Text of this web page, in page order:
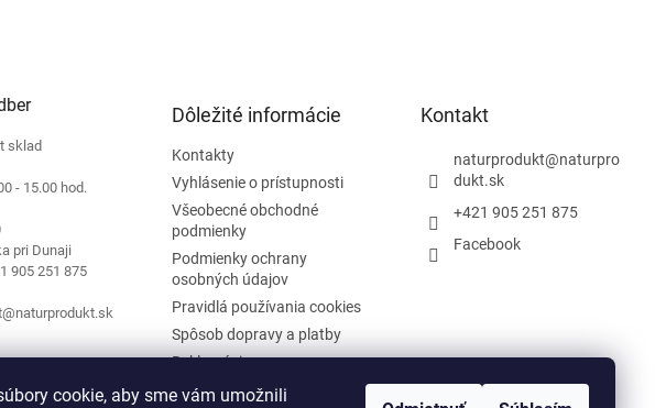
cookie, aby sme vám umožnili
s
u
sklad
- 15.00 hod.
pri Dunaji
905 251 875
Dôležité informácie
Kontakty
Vyhlásenie o prístupnosti
Všeobecné obchodné
podmienky
Podmienky ochrany
osobných údajov
Pravidlá používania cookies
Spôsob dopravy a platby
Reklamácie
Blog
Kontakt
naturprodukt@naturpro
dukt.sk
+421 905 251 875
Facebook